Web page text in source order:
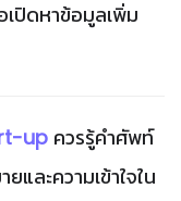
ปิดหาข้อมูลเพิ่ม
up ควรรู้คำศัพท์
และความเข้าใจใน